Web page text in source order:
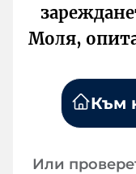
Моля,
Към
Или